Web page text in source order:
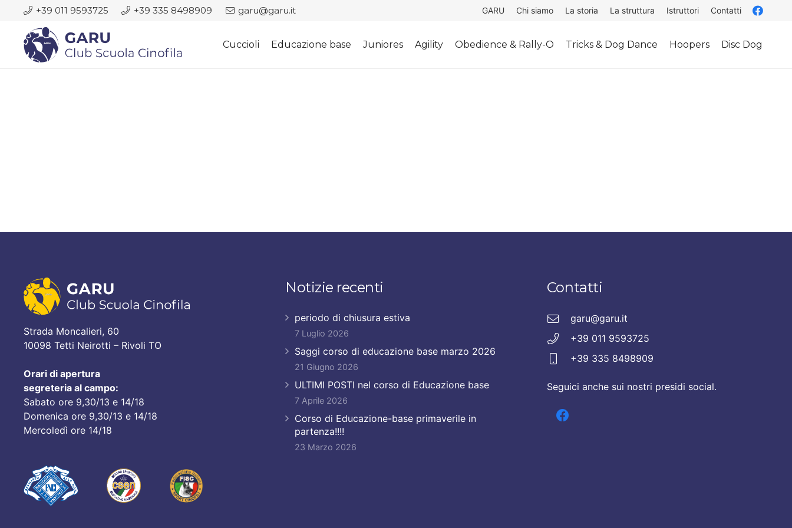
+39 011 9593725 +39 335 8498909 garu@garu.it GARU Chi siamo La storia La struttura Istruttori Contatti
Cuccioli Educazione base Juniores Agility Obedience & Rally-O Tricks & Dog Dance Hoopers Disc Dog
Strada Moncalieri, 60
10098 Tetti Neirotti – Rivoli TO
Orari di apertura
segreteria al campo:
Sabato ore 9,30/13 e 14/18
Domenica ore 9,30/13 e 14/18
Mercoledì ore 14/18
Notizie recenti
periodo di chiusura estiva
7 Luglio 2026
Saggi corso di educazione base marzo 2026
21 Giugno 2026
ULTIMI POSTI nel corso di Educazione base
7 Aprile 2026
Corso di Educazione-base primaverile in
partenza!!!!
23 Marzo 2026
Contatti
garu@garu.it
+39 011 9593725
+39 335 8498909
Seguici anche sui nostri presidi social.